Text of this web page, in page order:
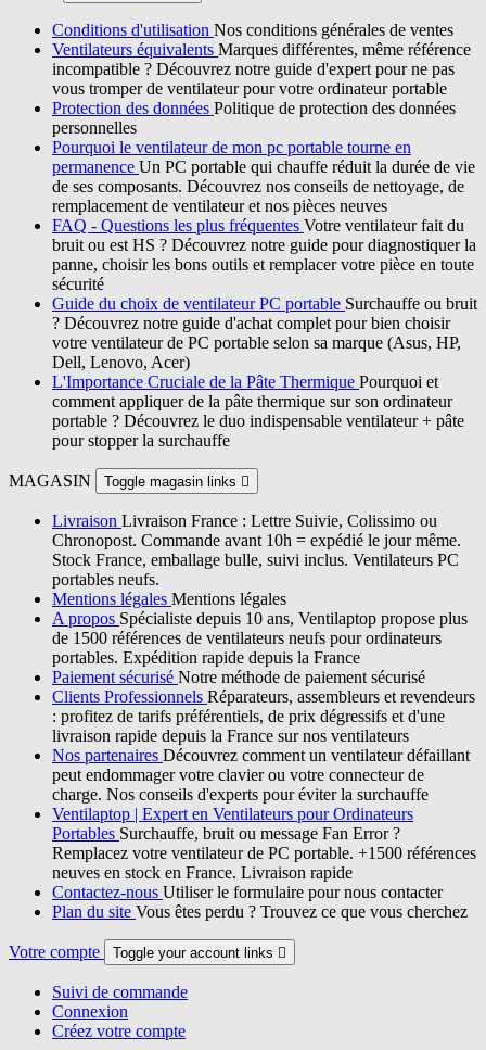
Conditions d'utilisation Nos conditions générales de ventes
Ventilateurs équivalents Marques différentes, même référence
incompatible ? Découvrez notre guide d'expert pour ne pas
vous tromper de ventilateur pour votre ordinateur portable
Protection des données Politique de protection des données
personnelles
Pourquoi le ventilateur de mon pc portable tourne en
permanence Un PC portable qui chauffe réduit la durée de vie
de ses composants. Découvrez nos conseils de nettoyage, de
remplacement de ventilateur et nos pièces neuves
FAQ - Questions les plus fréquentes Votre ventilateur fait du
bruit ou est HS ? Découvrez notre guide pour diagnostiquer la
panne, choisir les bons outils et remplacer votre pièce en toute
sécurité
Guide du choix de ventilateur PC portable Surchauffe ou bruit
? Découvrez notre guide d'achat complet pour bien choisir
votre ventilateur de PC portable selon sa marque (Asus, HP,
Dell, Lenovo, Acer)
L'Importance Cruciale de la Pâte Thermique Pourquoi et
comment appliquer de la pâte thermique sur son ordinateur
portable ? Découvrez le duo indispensable ventilateur + pâte
pour stopper la surchauffe
MAGASIN Toggle magasin links 
Livraison Livraison France : Lettre Suivie, Colissimo ou
Chronopost. Commande avant 10h = expédié le jour même.
Stock France, emballage bulle, suivi inclus. Ventilateurs PC
portables neufs.
Mentions légales Mentions légales
A propos Spécialiste depuis 10 ans, Ventilaptop propose plus
de 1500 références de ventilateurs neufs pour ordinateurs
portables. Expédition rapide depuis la France
Paiement sécurisé Notre méthode de paiement sécurisé
Clients Professionnels Réparateurs, assembleurs et revendeurs
: profitez de tarifs préférentiels, de prix dégressifs et d'une
livraison rapide depuis la France sur nos ventilateurs
Nos partenaires Découvrez comment un ventilateur défaillant
peut endommager votre clavier ou votre connecteur de
charge. Nos conseils d'experts pour éviter la surchauffe
Ventilaptop | Expert en Ventilateurs pour Ordinateurs
Portables Surchauffe, bruit ou message Fan Error ?
Remplacez votre ventilateur de PC portable. +1500 références
neuves en stock en France. Livraison rapide
Contactez-nous Utiliser le formulaire pour nous contacter
Plan du site Vous êtes perdu ? Trouvez ce que vous cherchez
Votre compte Toggle your account links 
Suivi de commande
Connexion
Créez votre compte